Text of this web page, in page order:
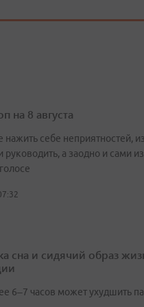
на 8 августа
нажить себе неприятностей,
руководить, а заодно и сами
сна и сидячий образ
6–7 часов может ухудшить